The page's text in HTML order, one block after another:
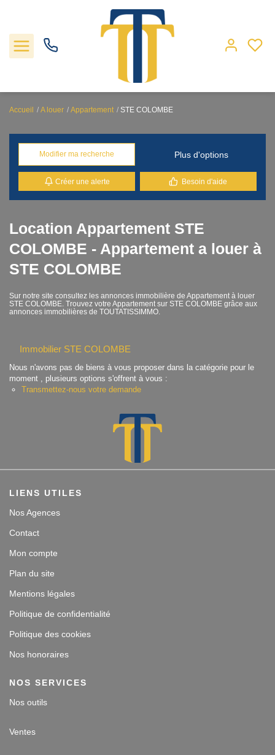
Locations
Gestion
Nos agences
Estimation
Contact
Accueil A louer Appartement STE COLOMBE
Modifier ma recherche Plus d'options
Créer une alerte Besoin d'aide
Location Appartement STE
COLOMBE - Appartement a louer à
STE COLOMBE
Sur notre site consultez les annonces immobilière de Appartement à louer
STE COLOMBE. Trouvez votre Appartement sur STE COLOMBE grâce aux
annonces immobilières de TOUTATISSIMMO.
Immobilier STE COLOMBE
Nous n'avons pas de biens à vous proposer dans la catégorie pour le
moment , plusieurs options s'offrent à vous :
Transmettez-nous votre demande
LIENS UTILES
Nos Agences
Contact
Mon compte
Plan du site
Mentions légales
Politique de confidentialité
Politique des cookies
Nos honoraires
NOS SERVICES
Nos outils
Ventes